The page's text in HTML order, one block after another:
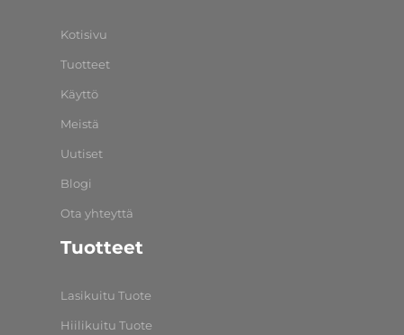
Kotisivu
Tuotteet
Käyttö
Meistä
Uutiset
Blogi
Ota yhteyttä
Tuotteet
Lasikuitu Tuote
Hiilikuitu Tuote